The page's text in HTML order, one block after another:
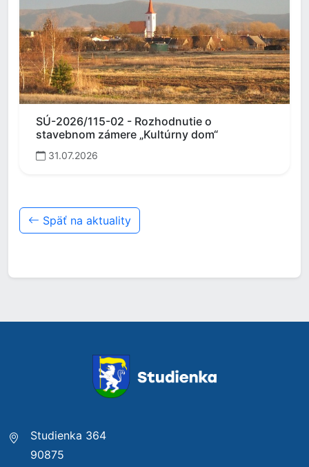
SÚ-2026/115-02 - Rozhodnutie o
stavebnom zámere „Kultúrny dom“
31.07.2026
Späť na aktuality
Studienka 364
90875